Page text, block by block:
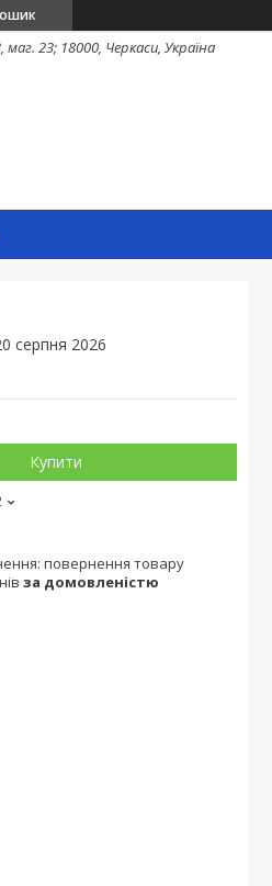
маг. 23; 18000, Черкаси, Україна
серпня 2026
Купити
повернення товару
за домовленістю